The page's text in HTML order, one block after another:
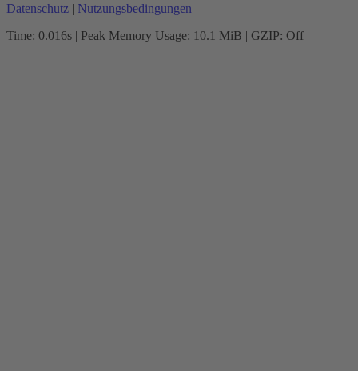
Datenschutz | Nutzungsbedingungen
Time: 0.016s | Peak Memory Usage: 10.1 MiB | GZIP: Off